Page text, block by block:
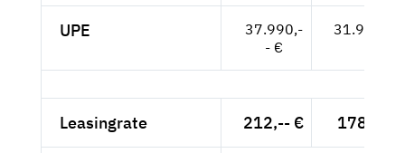
UPE
37.990,-
- €
31.924,--
Leasingrate 212,-- € 178,15 €